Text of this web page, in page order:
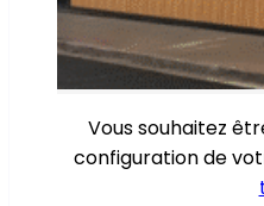
Vous souhaitez
configuration de